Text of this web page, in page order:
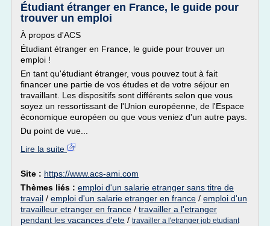
Étudiant étranger en France, le guide pour
trouver un emploi
À propos d'ACS
Étudiant étranger en France, le guide pour trouver un
emploi !
En tant qu'étudiant étranger, vous pouvez tout à fait
financer une partie de vos études et de votre séjour en
travaillant. Les dispositifs sont différents selon que vous
soyez un ressortissant de l'Union européenne, de l'Espace
économique européen ou que vous veniez d'un autre pays.
Du point de vue...
Lire la suite
Site : https://www.acs-ami.com
Thèmes liés : emploi d'un salarie etranger sans titre de
travail / emploi d'un salarie etranger en france / emploi d'un
travailleur etranger en france / travailler a l'etranger
pendant les vacances d'ete / travailler a l'etranger job etudiant